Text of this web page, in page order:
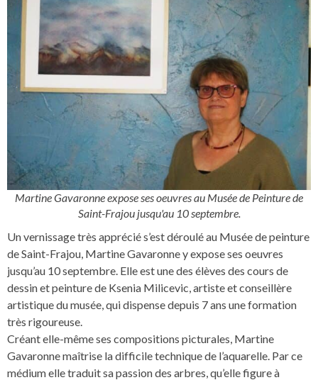
Martine Gavaronne expose ses oeuvres au Musée de Peinture de
Saint-Frajou jusqu'au 10 septembre.
Un vernissage très apprécié s’est déroulé au Musée de peinture
de Saint-Frajou, Martine Gavaronne y expose ses oeuvres
jusqu’au 10 septembre. Elle est une des élèves des cours de
dessin et peinture de Ksenia Milicevic, artiste et conseillère
artistique du musée, qui dispense depuis 7 ans une formation
très rigoureuse.
Créant elle-même ses compositions picturales, Martine
Gavaronne maîtrise la difficile technique de l’aquarelle. Par ce
médium elle traduit sa passion des arbres, qu’elle figure à